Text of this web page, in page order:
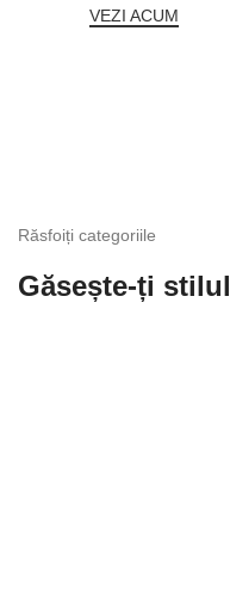
VEZI ACUM
Răsfoiți categoriile
Găsește-ți stilul